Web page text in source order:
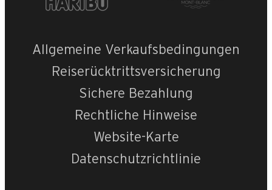
Allgemeine Verkaufsbedingungen
Reiserücktrittsversicherung
Sichere Bezahlung
Rechtliche Hinweise
Website-Karte
Datenschutzrichtlinie